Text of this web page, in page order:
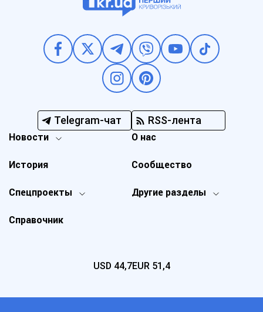
Telegram-чат RSS-лента
Новости
Спецпроекты Другие разделы
История
О нас
Справочник
Сообщество
USD 44,7EUR 51,4